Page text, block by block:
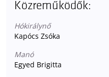
Közreműködők:
Hókirálynő
Kapócs Zsóka
Manó
Egyed Brigitta